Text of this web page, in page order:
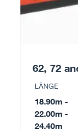
62, 72
LÄNGE
18.90m -
22.00m -
24.40m